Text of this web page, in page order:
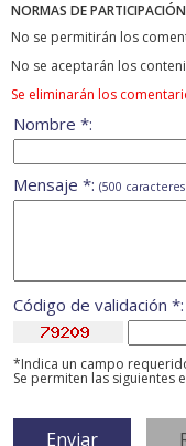
NORMAS DE PARTICIPACIÓN
No se permitirán los
No se aceptarán los
Se eliminarán los
Nombre *:
Mensaje *: (500
Código de validación *:
*Indica un campo
Se permiten las siguientes